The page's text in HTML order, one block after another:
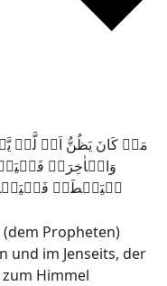
مَنۡ کَانَ یَظُنُّ اَنۡ لَّنۡ
وَالۡاٰخِرَۃِ
لۡیَقۡطَعۡ
Propheten)
und im Jenseits, der
Himmel